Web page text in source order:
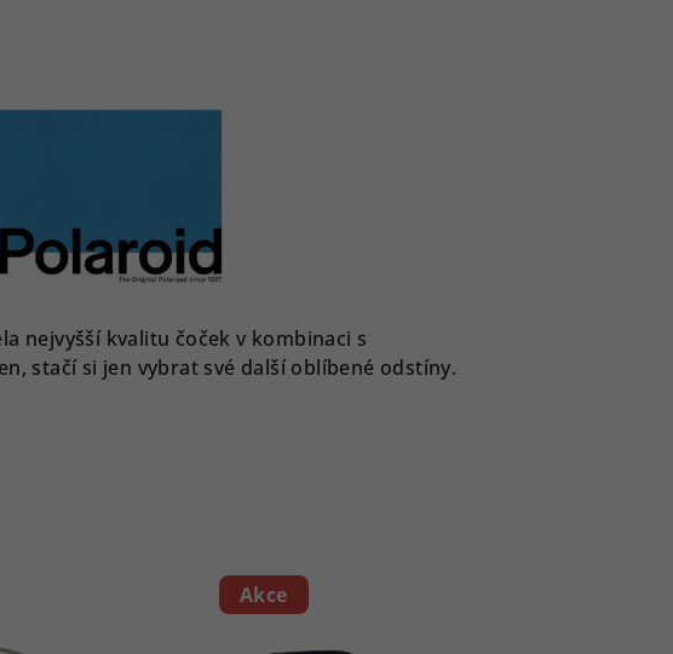
nejvyšší kvalitu čoček v kombinaci s
stačí si jen vybrat své další oblíbené odstíny.
Akce